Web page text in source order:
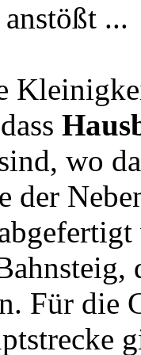
...
wo
der
Für die